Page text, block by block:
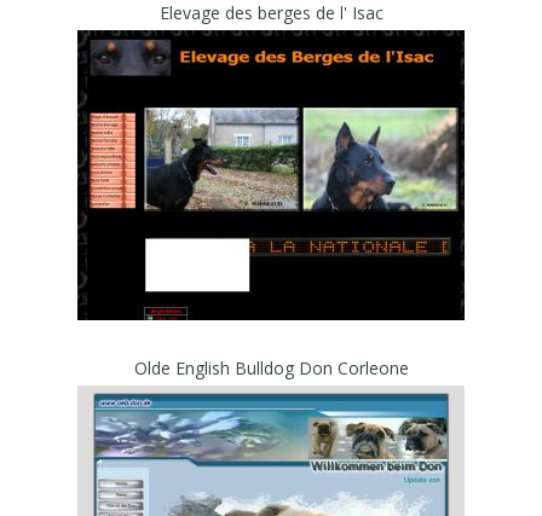
Elevage des berges de l' Isac
Olde English Bulldog Don Corleone